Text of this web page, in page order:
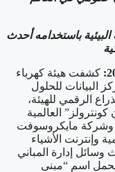
البيئية باستخدامه أحدث
كشفت هيئة كهرباء
البيانات للحلول
الرقمي للهيئة،
العالمية
وشركة مايكروسوفت
وإنترنت الأشياء
وسائل إدارة المباني
يحمل اسم “مبنى